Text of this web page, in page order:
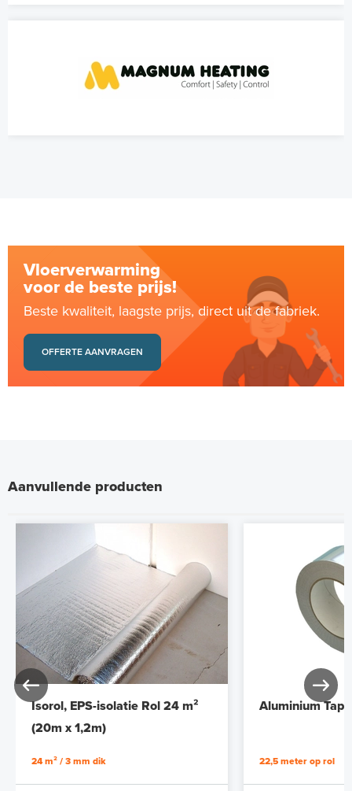
Vloerverwarming
voor de beste prijs!
Beste kwaliteit, laagste prijs, direct uit de fabriek.
OFFERTE AANVRAGEN
Aanvullende producten
Isorol, EPS-isolatie Rol 24 m²
(20m x 1,2m)
24 m² / 3 mm dik
Aluminium
22,5 meter op rol